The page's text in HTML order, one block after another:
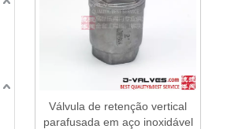
Válvula de retenção vertical
parafusada em aço inoxidável